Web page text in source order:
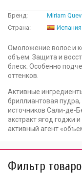
Бренд:
Miriam
Страна:
Испания
Омоложение волос и
объем. Защита и
блеск. Особенно
оттенков.
Активные
бриллиантовая
источников Сали-де-
экстракт ягод годжи
активный агент
Фильтр